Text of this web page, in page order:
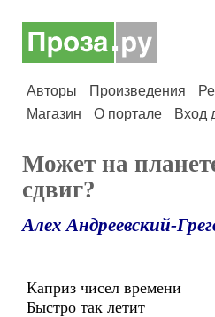
Авторы Произведения
Магазин
О портале Вход
Может на
сдвиг?
Алех Андреевский-
Каприз чисел времени
Быстро так летит